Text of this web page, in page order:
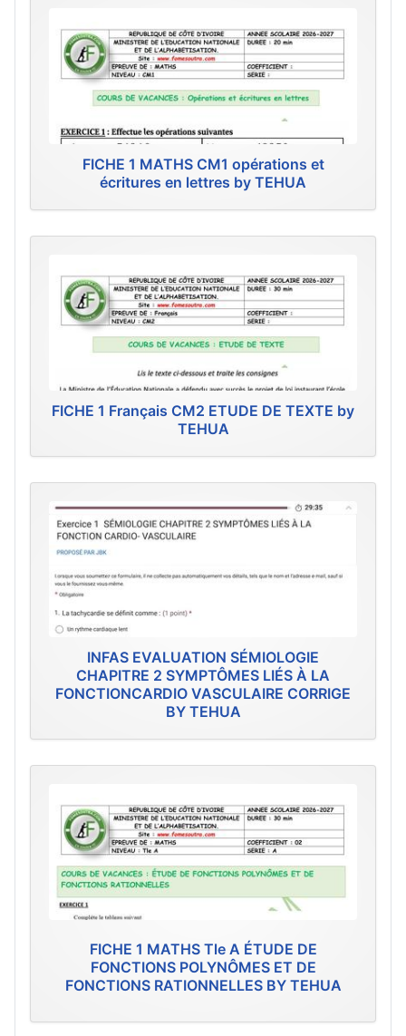
FICHE 1 MATHS CM1 opérations et
écritures en lettres by TEHUA
FICHE 1 Français CM2 ETUDE DE TEXTE by
TEHUA
INFAS EVALUATION SÉMIOLOGIE
CHAPITRE 2 SYMPTÔMES LIÉS À LA
FONCTIONCARDIO VASCULAIRE CORRIGE
BY TEHUA
FICHE 1 MATHS Tle A ÉTUDE DE
FONCTIONS POLYNÔMES ET DE
FONCTIONS RATIONNELLES BY TEHUA